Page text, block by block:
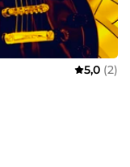
5,0 (2)